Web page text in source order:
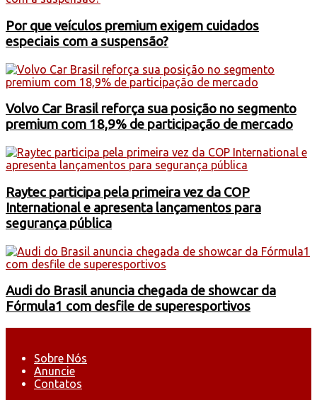
Por que veículos premium exigem cuidados
especiais com a suspensão?
Volvo Car Brasil reforça sua posição no segmento
premium com 18,9% de participação de mercado
Raytec participa pela primeira vez da COP
International e apresenta lançamentos para
segurança pública
Audi do Brasil anuncia chegada de showcar da
Fórmula1 com desfile de superesportivos
Sobre Nós
Anuncie
Contatos